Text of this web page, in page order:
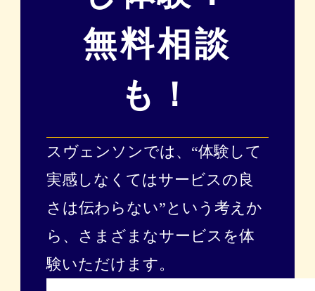
無料相談
も！
スヴェンソンでは、“体験して
実感しなくてはサービスの良
さは伝わらない”という考えか
ら、
さまざまなサービスを体
験いただけます。